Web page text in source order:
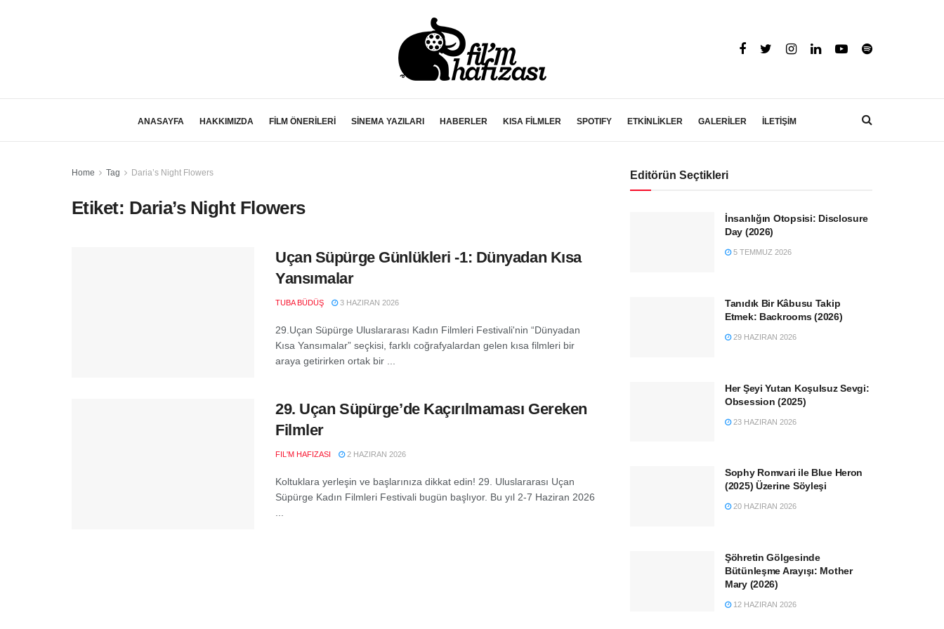
ANASAYFA HAKKIMIZDA FİLM ÖNERİLERİ SİNEMA YAZILARI HABERLER KISA FİLMLER SPOTIFY ETKİNLİKLER GALERİLER İLETİŞİM
Home Tag Daria’s Night Flowers
Etiket: Daria’s Night Flowers
Uçan Süpürge Günlükleri -1: Dünyadan Kısa
Yansımalar
TUBA BÜDÜŞ 3 HAZIRAN 2026
29.Uçan Süpürge Uluslararası Kadın Filmleri Festivali'nin “Dünyadan
Kısa Yansımalar” seçkisi, farklı coğrafyalardan gelen kısa filmleri bir
araya getirirken ortak bir ...
29. Uçan Süpürge’de Kaçırılmaması Gereken
Filmler
FIL'M HAFIZASI 2 HAZIRAN 2026
Koltuklara yerleşin ve başlarınıza dikkat edin! 29. Uluslararası Uçan
Süpürge Kadın Filmleri Festivali bugün başlıyor. Bu yıl 2-7 Haziran 2026
Editörün Seçtikleri
İnsanlığın Otopsisi: Disclosure
Day (2026)
5 TEMMUZ 2026
Tanıdık Bir Kâbusu Takip
Etmek: Backrooms (2026)
29 HAZIRAN 2026
Her Şeyi Yutan Koşulsuz Sevgi:
Obsession (2025)
23 HAZIRAN 2026
Sophy Romvari ile Blue Heron
(2025) Üzerine Söyleşi
20 HAZIRAN 2026
Şöhretin Gölgesinde
Bütünleşme Arayışı: Mother
Mary (2026)
12 HAZIRAN 2026